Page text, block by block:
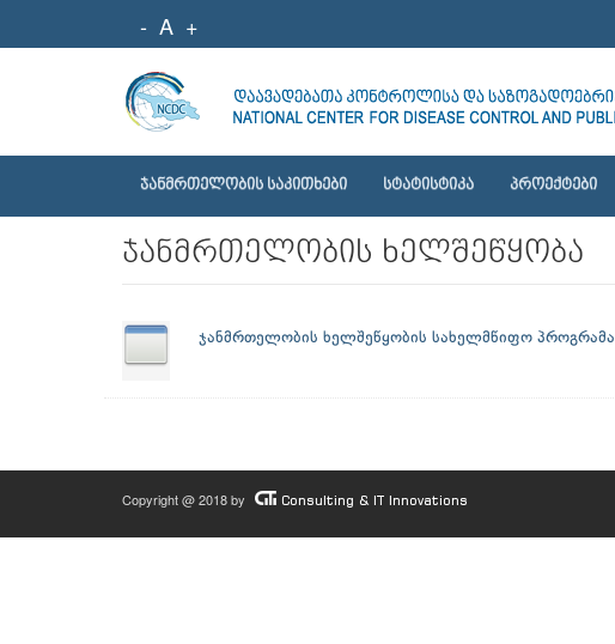
- A +
ᲯᲐᲜᲛᲠᲗᲔᲚᲝᲑᲘᲡ ᲡᲐᲙᲘᲗᲮᲔᲑᲘ ᲡᲢᲐᲢᲘᲡᲢᲘᲙᲐ ᲞᲠᲝᲔᲥᲢᲔᲑᲘ
ჯანმრთელობის ხელშეწყობა
ჯანმრთელობის ხელშეწყობის სახელმწიფო პროგრამა
Copyright @ 2018 by Consulting & IT Innovations